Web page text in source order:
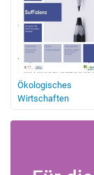
Ökologisches
Wirtschaften